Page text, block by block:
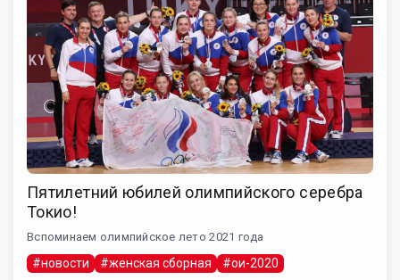
Пятилетний юбилей олимпийского серебра
Токио!
Вспоминаем олимпийское лето 2021 года
#новости #женская сборная #ои-2020